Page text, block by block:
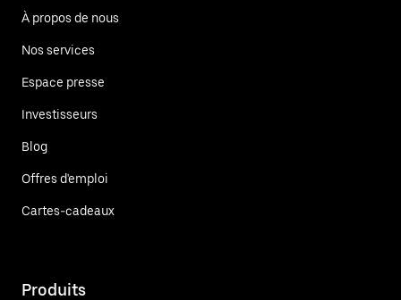
À propos de nous
Nos services
Espace presse
Investisseurs
Blog
Offres d'emploi
Cartes-cadeaux
Produits